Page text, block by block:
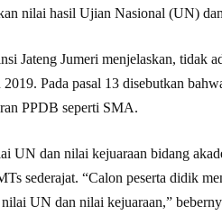
nilai hasil Ujian Nasional (UN)
Jateng Jumeri menjelaskan, tidak
Pada pasal 13 disebutkan
PPDB seperti SMA.
UN dan nilai kejuaraan bidang
sederajat. “Calon peserta didik
UN dan nilai kejuaraan,”